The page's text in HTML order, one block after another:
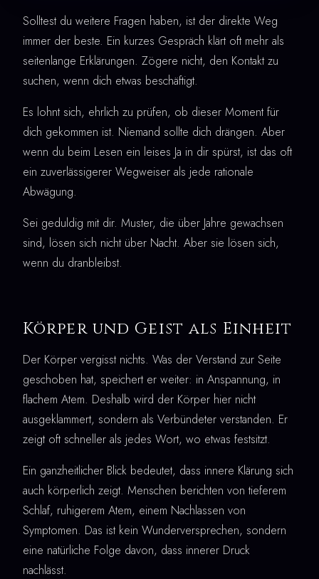
Solltest du weitere Fragen haben, ist der direkte Weg
immer der beste. Ein kurzes Gespräch klärt oft mehr als
seitenlange Erklärungen. Zögere nicht, den Kontakt zu
suchen, wenn dich etwas beschäftigt.
Es lohnt sich, ehrlich zu prüfen, ob dieser Moment für
dich gekommen ist. Niemand sollte dich drängen. Aber
wenn du beim Lesen ein leises Ja in dir spürst, ist das oft
ein zuverlässigerer Wegweiser als jede rationale
Abwägung.
Sei geduldig mit dir. Muster, die über Jahre gewachsen
sind, lösen sich nicht über Nacht. Aber sie lösen sich,
wenn du dranbleibst.
Körper und Geist als Einheit
Der Körper vergisst nichts. Was der Verstand zur Seite
geschoben hat, speichert er weiter: in Anspannung, in
flachem Atem. Deshalb wird der Körper hier nicht
ausgeklammert, sondern als Verbündeter verstanden. Er
zeigt oft schneller als jedes Wort, wo etwas festsitzt.
Ein ganzheitlicher Blick bedeutet, dass innere Klärung sich
auch körperlich zeigt. Menschen berichten von tieferem
Schlaf, ruhigerem Atem, einem Nachlassen von
Symptomen. Das ist kein Wunderversprechen, sondern
eine natürliche Folge davon, dass innerer Druck
nachlässt.